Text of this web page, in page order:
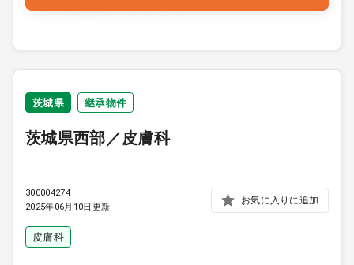
茨城県 継承物件
茨城県西部／皮膚科
300004274
2025年06月10日更新
お気に入りに追加
皮膚科